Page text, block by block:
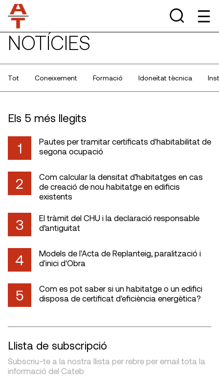
NOTÍCIES
Tot Coneixement Formació Idoneïtat tècnica
Els 5 més llegits
1
Pautes per tramitar certificats d'habitabilitat de
segona ocupació
2
Com calcular la densitat d’habitatges en cas
de creació de nou habitatge en edificis
existents
3
El tràmit del CHU i la declaració responsable
d’antiguitat
4
Models de l'Acta de Replanteig, paralització i
d'inici d'Obra
5
Com es pot saber si un habitatge o un edifici
disposa de certificat d'eficiència energètica?
Llista de subscripció
Subscriu-te a la nostra llista per rebre per email tota la
informació del Cateb